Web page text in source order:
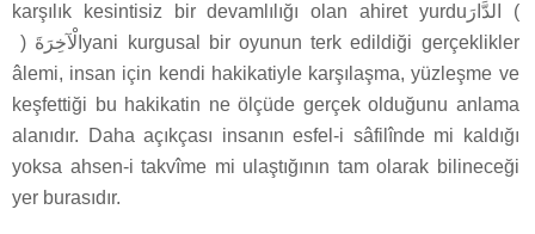
karşılık kesintisiz bir devamlılığı olan ahiret yurdu
‬الْآخِرَةَ‭ ) ‬yani kurgusal bir oyunun terk edildiği gerçeklikler
âlemi, insan için kendi hakikatiyle karşılaşma, yüzleşme ve
keşfettiği bu hakikatin ne ölçüde gerçek olduğunu anlama
alanıdır. Daha açıkçası insanın esfel-i sâfilînde mi kaldığı
yoksa ahsen-i takvîme mi ulaştığının tam olarak bilineceği
yer burasıdır.